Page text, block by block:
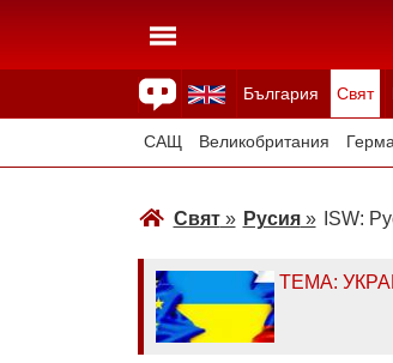
България Свят
Здраве Времето Анкети
САЩ Великобритания
Свят» Русия» ISW:
ТЕМА: